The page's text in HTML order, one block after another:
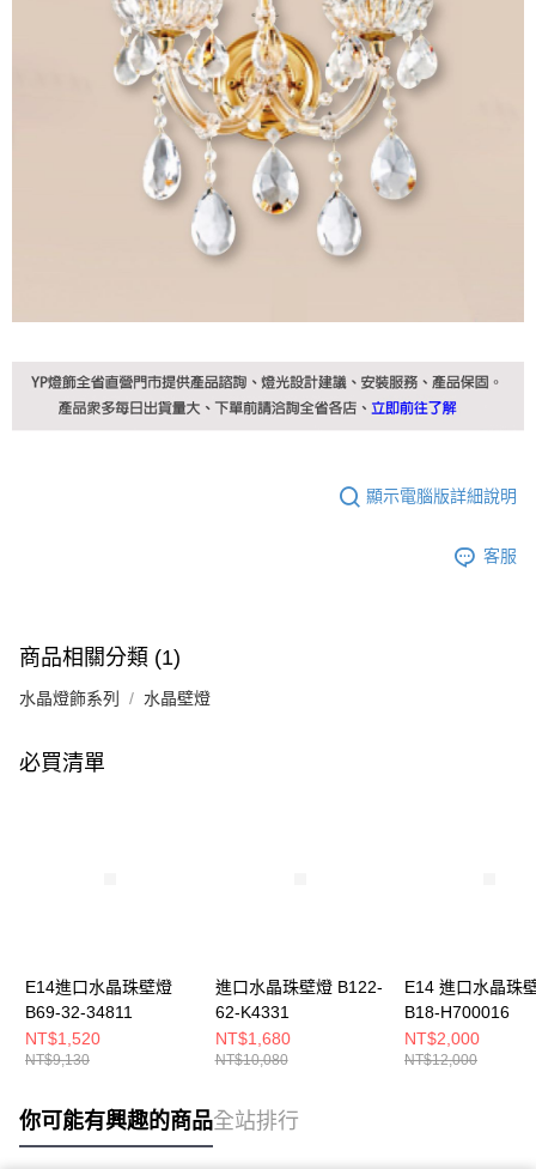
顯示電腦版詳細說明
客服
商品相關分類 (1)
水晶燈飾系列 水晶壁燈
必買清單
E14進口水晶珠壁燈
B69-32-34811
NT$1,520
NT$9,130
進口水晶珠壁燈 B122-
62-K4331
NT$1,680
NT$10,080
E14 進口水晶珠
B18-H700016
NT$2,000
NT$12,000
你可能有興趣的商品全站排行